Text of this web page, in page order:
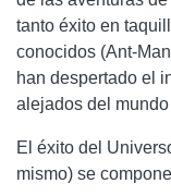
tanto éxito en
conocidos (Ant-
han despertado el
alejados del
El éxito del
mismo) se